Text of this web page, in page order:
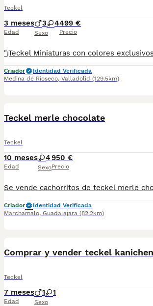
Teckel
3 meses
Edad
3 4
Sexo
499 €
Precio
Criador
Identidad Verificada
Medina de Rioseco, Valladolid (129.5km)
Teckel merle chocolate
Teckel
10 meses
Edad
4
Sexo
950 €
Precio
Criador
Identidad Verificada
Marchamalo, Guadalajara (82.2km)
Teckel
7 meses
Edad
1 1
Sexo